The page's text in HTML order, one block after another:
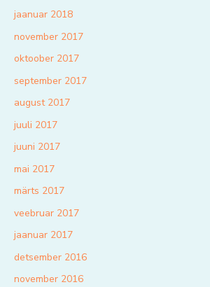
jaanuar 2018
november 2017
oktoober 2017
september 2017
august 2017
juuli 2017
juuni 2017
mai 2017
märts 2017
veebruar 2017
jaanuar 2017
detsember 2016
november 2016